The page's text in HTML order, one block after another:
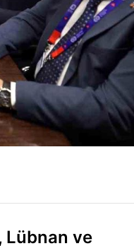
Lübnan ve